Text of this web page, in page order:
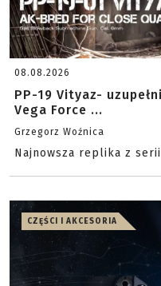
08.08.2026
PP-19 Vityaz-
Vega Force ...
Grzegorz Woźnica
Najnowsza replika z
CZĘŚCI I AKCESORIA